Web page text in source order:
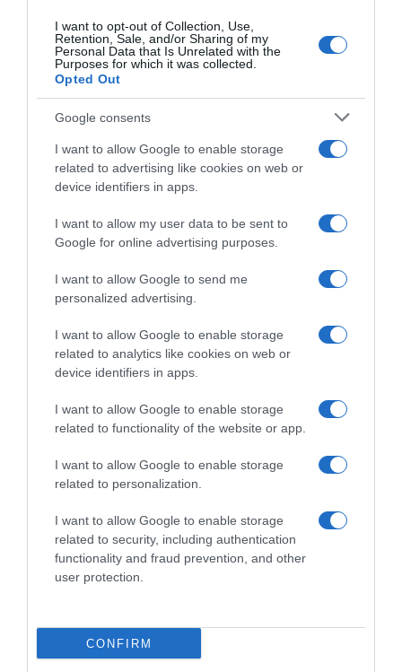
I want to opt-out of Collection, Use,
Retention, Sale, and/or Sharing of my
Personal Data that Is Unrelated with the
Purposes for which it was collected.
Opted Out
Google consents
I want to allow Google to enable storage
related to advertising like cookies on web or
device identifiers in apps.
I want to allow my user data to be sent to
Google for online advertising purposes.
I want to allow Google to send me
personalized advertising.
I want to allow Google to enable storage
related to analytics like cookies on web or
device identifiers in apps.
I want to allow Google to enable storage
related to functionality of the website or app.
I want to allow Google to enable storage
related to personalization.
I want to allow Google to enable storage
related to security, including authentication
functionality and fraud prevention, and other
user protection.
CONFIRM
μετά τη νίκη της στο Bachelor
Η μεγάλη "επιστροφή" στο Instagram
18.12.2021 - 23:22
The Bachelor – Spoiler Alert – Βρέθηκε το
κορίτσι που “κερδίζει” τον Αλέξη Παππά!
Περιμένουμε να δούμε τις εξελίξεις!
23.11.2021 - 18:38